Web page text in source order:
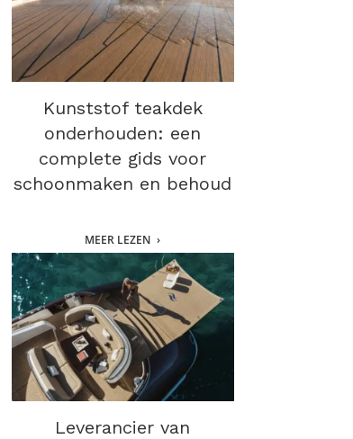
Kunststof teakdek
onderhouden: een
complete gids voor
schoonmaken en behoud
MEER LEZEN
Leverancier van